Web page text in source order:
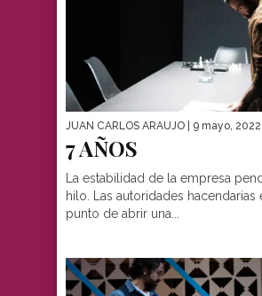
JUAN CARLOS ARAUJO | 9 mayo, 2022
7 AÑOS
La estabilidad de la empresa
hilo. Las autoridades hacendarias
punto de abrir una...